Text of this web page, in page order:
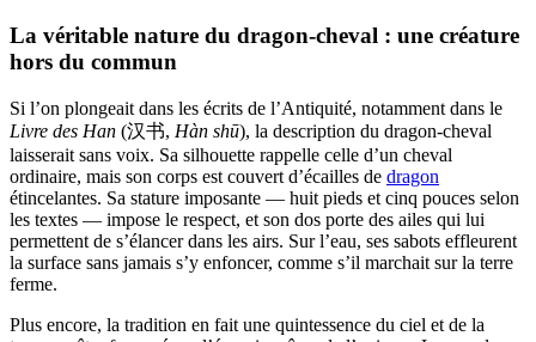
La véritable nature du dragon-cheval : une créature
hors du commun
Si l’on plongeait dans les écrits de l’Antiquité, notamment dans le
Livre des Han (汉书, Hàn shū), la description du dragon-cheval
laisserait sans voix. Sa silhouette rappelle celle d’un cheval
ordinaire, mais son corps est couvert d’écailles de dragon
étincelantes. Sa stature imposante — huit pieds et cinq pouces selon
les textes — impose le respect, et son dos porte des ailes qui lui
permettent de s’élancer dans les airs. Sur l’eau, ses sabots effleurent
la surface sans jamais s’y enfoncer, comme s’il marchait sur la terre
ferme.
Plus encore, la tradition en fait une quintessence du ciel et de la